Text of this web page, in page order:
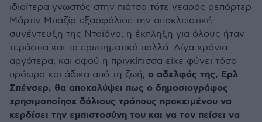
ιδιαίτερα γνωστός στην πιάτσα τότε νεαρός ρεπόρτερ
Μάρτιν Μπαζίρ εξασφάλισε την αποκλειστική
συνέντευξη της Νταϊάνα, η έκπληξη για όλους ήταν
τεράστια και τα ερωτηματικά πολλά. Λίγα χρόνια
αργότερα, και αφού η πριγκίπισσα είχε φύγει τόσο
πρόωρα και άδικα από τη ζωή, ο αδελφός της, Ερλ
Σπένσερ, θα αποκαλύψει πως ο δημοσιογράφος
χρησιμοποίησε δόλιους τρόπους προκειμένου να
κερδίσει την εμπιστοσύνη του και να τον πείσει να